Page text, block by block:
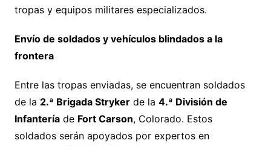
tropas y equipos militares especializados.
Envío de soldados y vehículos blindados a la
frontera
Entre las tropas enviadas, se encuentran soldados
de la 2.ª Brigada Strykerde la 4.ª División de
Infanteríade Fort Carson, Colorado. Estos
soldados serán apoyados por expertos en